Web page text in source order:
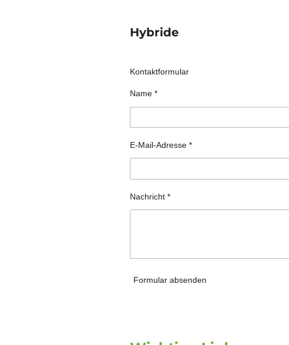
Hybride
Kontaktformular
Name *
E-Mail-Adresse *
Nachricht *
Formular absenden